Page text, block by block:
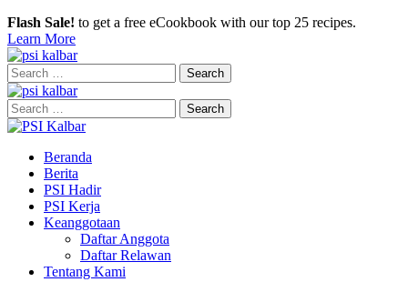
Flash Sale! to get a free eCookbook with our top 25 recipes.
Learn More
Search
for:
Search
for:
Beranda
Berita
PSI Hadir
PSI Kerja
Keanggotaan
Daftar Anggota
Daftar Relawan
Tentang Kami